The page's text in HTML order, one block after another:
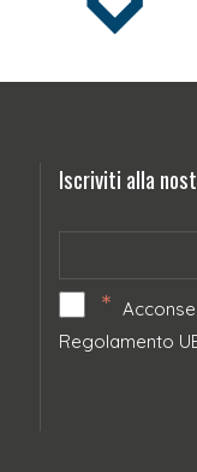
Iscriviti alla
*
Regolamento